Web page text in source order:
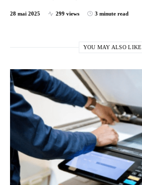
28 mai 2025 299 views 3 minute read
YOU MAY ALSO LIKE